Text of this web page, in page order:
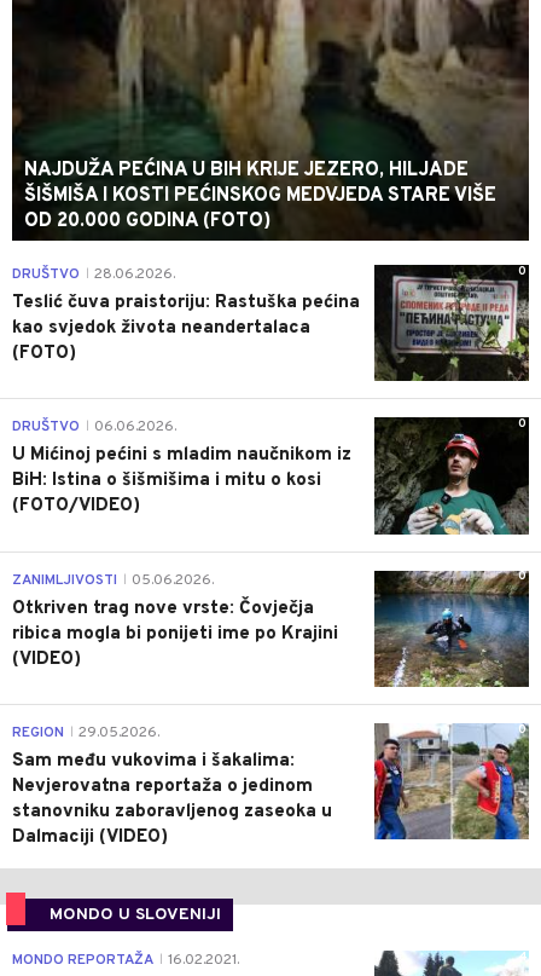
NAJDUŽA PEĆINA U BIH KRIJE JEZERO, HILJADE
ŠIŠMIŠA I KOSTI PEĆINSKOG MEDVJEDA STARE VIŠE
OD 20.000 GODINA (FOTO)
0
DRUŠTVO 28.06.2026.
Teslić čuva praistoriju: Rastuška pećina
kao svjedok života neandertalaca
(FOTO)
0
DRUŠTVO 06.06.2026.
U Mićinoj pećini s mladim naučnikom iz
BiH: Istina o šišmišima i mitu o kosi
(FOTO/VIDEO)
0
ZANIMLJIVOSTI 05.06.2026.
Otkriven trag nove vrste: Čovječja
ribica mogla bi ponijeti ime po Krajini
(VIDEO)
0
REGION 29.05.2026.
Sam među vukovima i šakalima:
Nevjerovatna reportaža o jedinom
stanovniku zaboravljenog zaseoka u
Dalmaciji (VIDEO)
MONDO U SLOVENIJI
4
MONDO REPORTAŽA 16.02.2021.